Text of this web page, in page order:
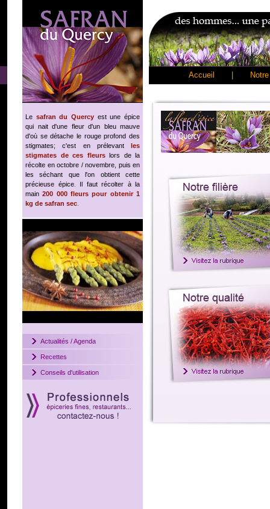
Accueil
Le safran du Quercy est une épice
qui nait d'une fleur d'un bleu mauve
d'où se détache le rouge profond des
stigmates; c'est en prélevant les
stigmates de ces fleurslors de la
récolte en octobre / novembre, puis en
les séchant que l'on obtient cette
précieuse épice. Il faut récolter à la
main200 000 fleurs pour obtenir 1
kg de safran sec
Actualités / Agenda
Recettes
Conseils d'utilisation